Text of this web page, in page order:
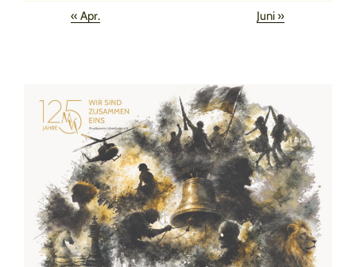
« Apr. Juni »